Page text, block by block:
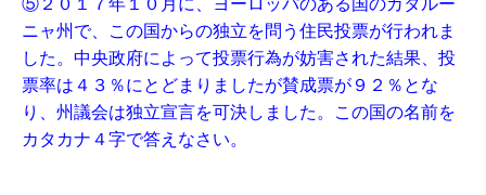
⑤２０１７年１０月に、ヨーロッパのある国のカタルー
ニャ州で、この国からの独立を問う住民投票が行われま
した。中央政府によって投票行為が妨害された結果、投
票率は４３％にとどまりましたが賛成票が９２％とな
り、州議会は独立宣言を可決しました。この国の名前を
カタカナ４字で答えなさい。